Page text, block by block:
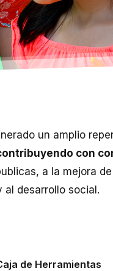
un amplio
con
a la mejora
al desarrollo social.
de Herramientas